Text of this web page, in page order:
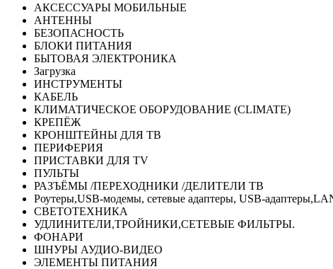
АКСЕССУАРЫ МОБИЛЬНЫЕ
АНТЕННЫ
БЕЗОПАСНОСТЬ
БЛОКИ ПИТАНИЯ
БЫТОВАЯ ЭЛЕКТРОНИКА
Загрузка
ИНСТРУМЕНТЫ
КАБЕЛЬ
КЛИМАТИЧЕСКОЕ ОБОРУДОВАНИЕ (CLIMATE)
КРЕПЁЖ
КРОНШТЕЙНЫ ДЛЯ ТВ
ПЕРИФЕРИЯ
ПРИСТАВКИ ДЛЯ TV
ПУЛЬТЫ
РАЗЪЁМЫ /ПЕРЕХОДНИКИ /ДЕЛИТЕЛИ ТВ
Роутеры,USB-модемы, сетевые адаптеры, USB-
СВЕТОТЕХНИКА
УДЛИНИТЕЛИ,ТРОЙНИКИ,СЕТЕВЫЕ ФИЛЬТРЫ.
ФОНАРИ
ШНУРЫ АУДИО-ВИДЕО
ЭЛЕМЕНТЫ ПИТАНИЯ